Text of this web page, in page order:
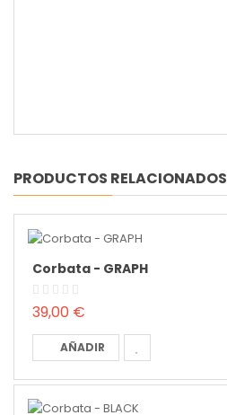
PRODUCTOS RELACIONADOS
Corbata - GRAPH
39,00 €
AÑADIR